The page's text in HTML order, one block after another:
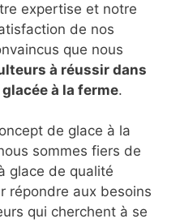
expertise et notre
de nos
que nous
à réussir dans
à la ferme.
de glace à la
sommes fiers de
glace de qualité
répondre aux besoins
qui cherchent à se